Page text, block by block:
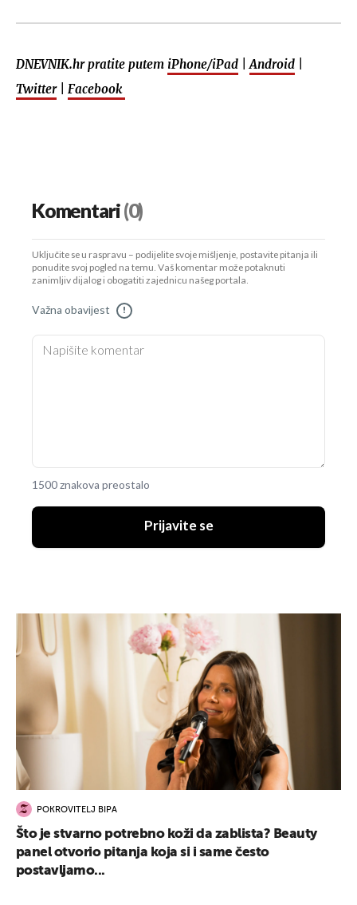
DNEVNIK.hr pratite putem iPhone/iPad Android
Twitter| Facebook
Komentari(0)
Uključite se u raspravu – podijelite svoje mišljenje, postavite pitanja ili
ponudite svoj pogled na temu. Vaš komentar može potaknuti
zanimljiv dijalog i obogatiti zajednicu našeg portala.
Važna obavijest !
1500 znakova preostalo
Prijavite se
POKROVITELJ BIPA
Što je stvarno potrebno koži da zablista? Beauty
panel otvorio pitanja koja si i same često
postavljamo...